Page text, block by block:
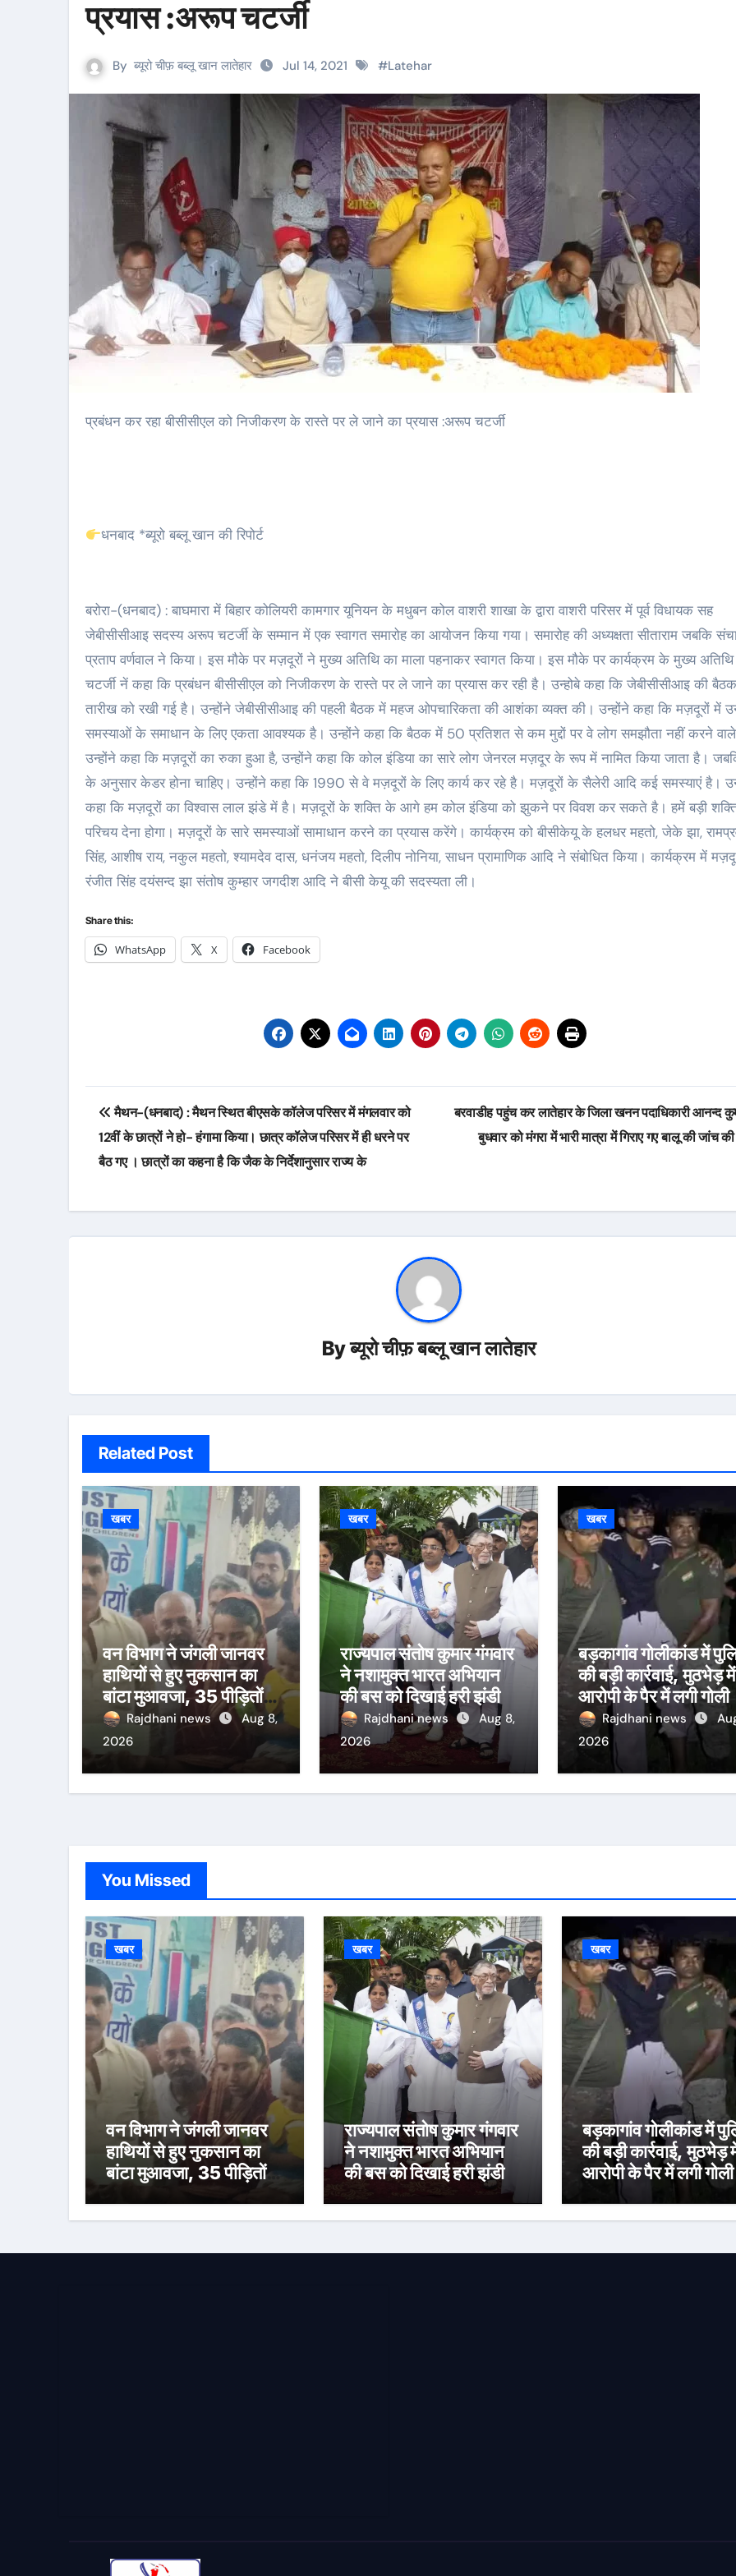
प्रयास :अरूप चटर्जी
By ब्यूरो चीफ़ बब्लू खान लातेहार Jul 14, 2021 #Latehar
प्रबंधन कर रहा बीसीसीएल को निजीकरण के रास्ते पर ले जाने का प्रयास :अरूप चटर्जी
धनबाद *ब्यूरो बब्लू खान की रिपोर्ट
बरोरा-(धनबाद) : बाघमारा में बिहार कोलियरी कामगार यूनियन के मधुबन कोल वाशरी शाखा के द्वारा वाशरी परिसर में पूर्व विधायक सह
जेबीसीसीआइ सदस्य अरूप चटर्जी के सम्मान में एक स्वागत समारोह का आयोजन किया गया। समारोह की अध्यक्षता सीताराम जबकि
प्रताप वर्णवाल ने किया। इस मौके पर मज़दूरों ने मुख्य अतिथि का माला पहनाकर स्वागत किया। इस मौके पर कार्यक्रम के मुख्य
चटर्जी नें कहा कि प्रबंधन बीसीसीएल को निजीकरण के रास्ते पर ले जाने का प्रयास कर रही है। उन्होबे कहा कि जेबीसीसीआइ की
तारीख को रखी गई है। उन्होंने जेबीसीसीआइ की पहली बैठक में महज ओपचारिकता की आशंका व्यक्त की। उन्होंने कहा कि मज़दूरों में
समस्याओं के समाधान के लिए एकता आवश्यक है। उन्होंने कहा कि बैठक में 50 प्रतिशत से कम मुद्दों पर वे लोग समझौता नहीं करने
उन्होंने कहा कि मज़दूरों का रुका हुआ है, उन्होंने कहा कि कोल इंडिया का सारे लोग जेनरल मज़दूर के रूप में नामित किया जाता है।
के अनुसार केडर होना चाहिए। उन्होंने कहा कि 1990 से वे मज़दूरों के लिए कार्य कर रहे है। मज़दूरों के सैलेरी आदि कई समस्याएं है।
कहा कि मज़दूरों का विश्वास लाल झंडे में है। मज़दूरों के शक्ति के आगे हम कोल इंडिया को झुकने पर विवश कर सकते है। हमें बड़ी
परिचय देना होगा। मज़दूरों के सारे समस्याओं सामाधान करने का प्रयास करेंगे। कार्यक्रम को बीसीकेयू के हलधर महतो, जेके झा,
सिंह, आशीष राय, नकुल महतो, श्यामदेव दास, धनंजय महतो, दिलीप नोनिया, साधन प्रामाणिक आदि ने संबोधित किया। कार्यक्रम में
रंजीत सिंह दयंसन्द झा संतोष कुम्हार जगदीश आदि ने बीसी केयू की सदस्यता ली।
Share this:
WhatsApp X Facebook
Post
navigation
मैथन-(धनबाद) : मैथन स्थित बीएसके कॉलेज परिसर में मंगलवार को
12वीं के छात्रों ने हो- हंगामा किया। छात्र कॉलेज परिसर में ही धरने पर
बैठ गए । छात्रों का कहना है कि जैक के निर्देशानुसार राज्य के
बरवाडीह पहुंच कर लातेहार के जिला खनन पदाधिकारी आनन्द
बुधवार को मंगरा में भारी मात्रा में गिराए गए बालू की जांच
Byब्यूरो चीफ़ बब्लू खान लातेहार
Related Post
खबर
वन विभाग ने जंगली जानवर
हाथियों से हुए नुकसान का
बांटा मुआवजा, 35 पीड़ितों
को मिली राहत राशि
Rajdhani news
Aug 8,
2026
खबर
राज्यपाल संतोष कुमार गंगवार
ने नशामुक्त भारत अभियान
की बस को दिखाई हरी झंडी
Rajdhani news
Aug 8,
2026
खबर
बड़कागांव गोलीकांड में
की बड़ी कार्रवाई, मुठभेड़ में
आरोपी के पैर में लगी गोली
Rajdhani news
2026
You Missed
खबर
वन विभाग ने जंगली जानवर
हाथियों से हुए नुकसान का
बांटा मुआवजा, 35 पीड़ितों
को मिली राहत राशि
खबर
राज्यपाल संतोष कुमार गंगवार
ने नशामुक्त भारत अभियान
की बस को दिखाई हरी झंडी
खबर
बड़कागांव गोलीकांड में
की बड़ी कार्रवाई, मुठभेड़
आरोपी के पैर में लगी गोली